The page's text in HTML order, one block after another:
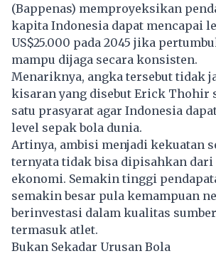
(Bappenas) memproyeksikan
kapita Indonesia dapat mencapai
US$25.000 pada 2045 jika
mampu dijaga secara konsisten.
Menariknya, angka tersebut tidak
kisaran yang disebut Erick Thohir
satu prasyarat agar Indonesia
level sepak bola dunia.
Artinya, ambisi menjadi kekuatan
ternyata tidak bisa dipisahkan dari
ekonomi. Semakin tinggi
semakin besar pula kemampuan
berinvestasi dalam kualitas
termasuk atlet.
Bukan Sekadar Urusan Bola